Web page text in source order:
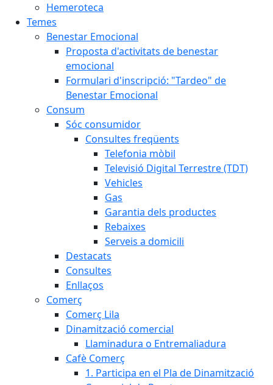
Hemeroteca
Temes
Benestar Emocional
Proposta d'activitats de benestar
emocional
Formulari d'inscripció: "Tardeo" de
Benestar Emocional
Consum
Sóc consumidor
Consultes freqüents
Telefonia mòbil
Televisió Digital Terrestre (TDT)
Vehicles
Gas
Garantia dels productes
Rebaixes
Serveis a domicili
Destacats
Consultes
Enllaços
Comerç
Comerç Lila
Dinamització comercial
Llaminadura o Entremaliadura
Cafè Comerç
1. Participa en el Pla de Dinamització